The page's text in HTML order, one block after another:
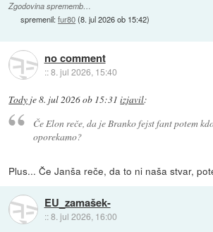
Zgodovina sprememb…
spremenil:fur80(8. jul 2026 ob 15:42)
no comment
::8. jul 2026, 15:40
Tody je8. jul 2026 ob 15:31 izjavil:
Če Elon reče, da je Branko fejst fant potem
oporekamo?
Plus... Če Janša reče, da to ni naša stvar,
EU_zamašek-
::8. jul 2026, 16:00